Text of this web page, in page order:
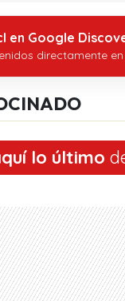
en Google
directamente en
lo último